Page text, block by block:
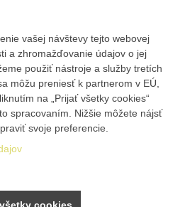
vašej návštevy tejto webovej
a zhromažďovanie údajov o jej
použiť nástroje a služby tretích
môžu preniesť k partnerom v EÚ,
na „Prijať všetky cookies“
spracovaním. Nižšie môžete nájsť
svoje preferencie.